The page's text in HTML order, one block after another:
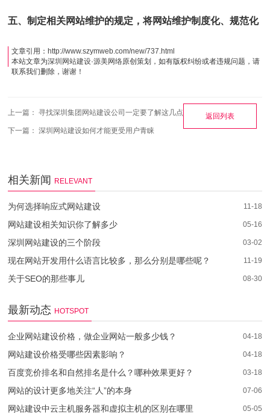
五、制定相关网站维护的规定，将网站维护制度化、规范化
文章引用： http://www.szymweb.com/new/737.html
本站文章为深圳网站建设·源美网络原创策划，如有版权纠纷或者违规问题，请
联系我们删除，谢谢！
上一篇：寻找深圳集团网站建设公司一定要了解这几点
下一篇：深圳网站建设如何才能更受用户青睐
返回列表
相关新闻 RELEVANT
为何选择响应式网站建设 11-18
网站建设相关知识你了解多少 05-16
深圳网站建设的三个阶段 03-02
现在网站开发用什么语言比较多，那么分别是哪些呢？ 11-19
关于SEO的那些事儿 08-30
最新动态 HOTSPOT
企业网站建设价格，做企业网站一般多少钱？ 04-18
网站建设价格受哪些因素影响？ 04-18
百度竞价排名和自然排名是什么？哪种效果更好？ 03-18
网站的设计更多地关注“人”的本身 07-06
网站建设中云主机服务器和虚拟主机的区别在哪里 05-05